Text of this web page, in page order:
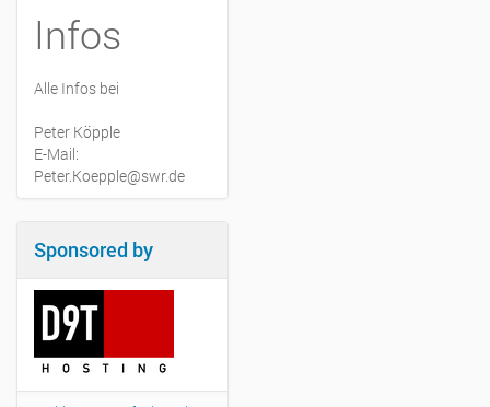
Infos
Alle Infos bei
Peter Köpple
E-Mail:
Peter.Koepple@swr.de
Sponsored by